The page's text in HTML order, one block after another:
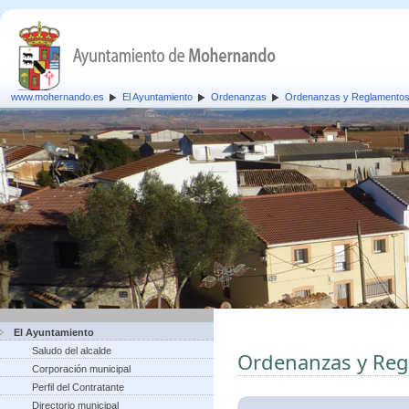
www.mohernando.es El Ayuntamiento Ordenanzas Ordenanzas y Reglamentos
El Ayuntamiento
Saludo del alcalde
Corporación municipal
Perfil del Contratante
Directorio municipal
Ordenanzas y